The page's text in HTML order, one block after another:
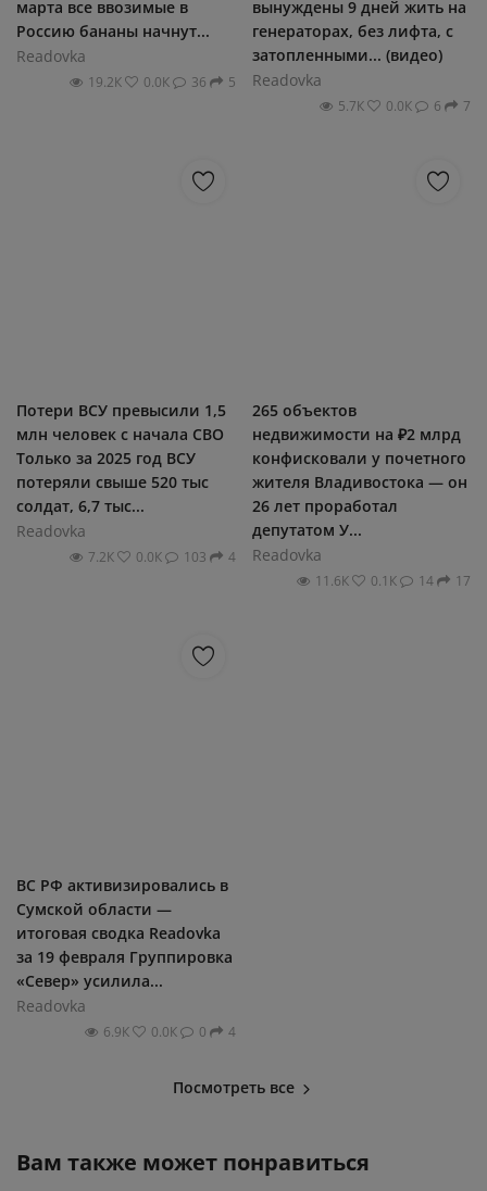
марта все ввозимые в
Россию бананы начнут...
Readovka
19.2К 0.0К 36 5
вынуждены 9 дней жить на
генераторах, без лифта, с
затопленными... (видео)
Readovka
5.7К 0.0К 6 7
Потери ВСУ превысили 1,5
млн человек с начала СВО
Только за 2025 год ВСУ
потеряли свыше 520 тыс
солдат, 6,7 тыс...
Readovka
7.2К 0.0К 103 4
265 объектов
недвижимости на ₽2 млрд
конфисковали у почетного
жителя Владивостока — он
26 лет проработал
депутатом У...
Readovka
11.6К 0.1К 14 17
ВС РФ активизировались в
Сумской области —
итоговая сводка Readovka
за 19 февраля Группировка
«Север» усилила...
Readovka
6.9К 0.0К 0 4
Посмотреть все
Вам также может понравиться